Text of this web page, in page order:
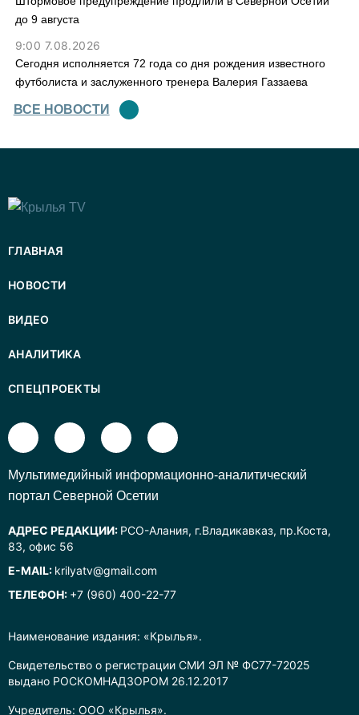
до 9 августа
9:00 7.08.2026
Сегодня исполняется 72 года со дня рождения известного
футболиста и заслуженного тренера Валерия Газзаева
ВСЕ НОВОСТИ
Наименование издания: «Крылья».
Свидетельство о регистрации СМИ ЭЛ № ФС77-72025
выдано РОСКОМНАДЗОРОМ 26.12.2017
Учредитель: ООО «Крылья».
ГЛАВНАЯ
НОВОСТИ
ВИДЕО
АНАЛИТИКА
СПЕЦПРОЕКТЫ
Mультимедийный информационно-аналитический
портал Северной Осетии
АДРЕС РЕДАКЦИИ: РСО-Алания, г.Владикавказ, пр.Коста,
83, офис 56
E-MAIL: krilyatv@gmail.com
ТЕЛЕФОН: +7 (960) 400-22-77